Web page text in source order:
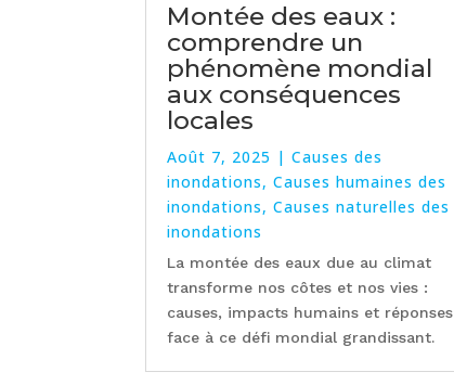
Montée des eaux :
comprendre un
phénomène mondial
aux conséquences
locales
Août 7, 2025 |Causes des
inondations,Causes humaines des
inondations,Causes naturelles des
inondations
La montée des eaux due au climat
transforme nos côtes et nos vies :
causes, impacts humains et réponses
face à ce défi mondial grandissant.